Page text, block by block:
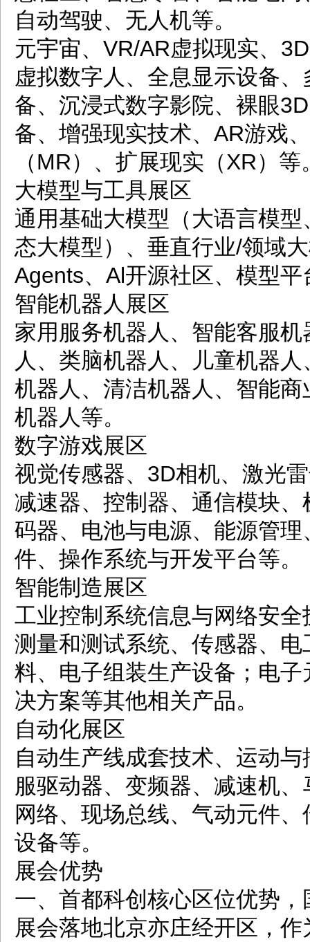
自动驾驶、无人机等。
元宇宙、VR/AR虚拟现实、
虚拟数字人、全息显示设备
备、沉浸式数字影院、裸眼
备、增强现实技术、AR游戏
（MR）、扩展现实（XR）等
大模型与工具展区
通用基础大模型（大语言模
态大模型）、垂直行业/领域
Agents、Al开源社区、模型
智能机器人展区
家用服务机器人、智能客服
人、类脑机器人、儿童机器
机器人、清洁机器人、智能
机器人等。
数字游戏展区
视觉传感器、3D相机、激光
减速器、控制器、通信模块
码器、电池与电源、能源管
件、操作系统与开发平台等。
智能制造展区
工业控制系统信息与网络安
测量和测试系统、传感器、
料、电子组装生产设备；电
决方案等其他相关产品。
自动化展区
自动生产线成套技术、运动
服驱动器、变频器、减速机
网络、现场总线、气动元件
设备等。
展会优势
一、首都科创核心区位优势
展会落地北京亦庄经开区，